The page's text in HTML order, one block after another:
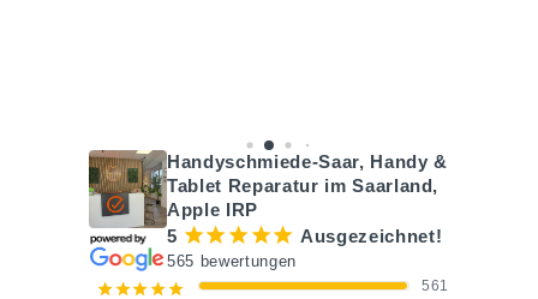
Handyschmiede-Saar, Handy &
Tablet Reparatur im Saarland,
Apple IRP
5 ¡¡¡¡¡ Ausgezeichnet!
565 bewertungen
¡¡¡¡¡ 561